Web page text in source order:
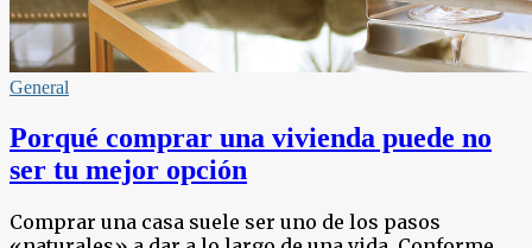
General
Porqué comprar una vivienda puede no
ser tu mejor opción
Comprar una casa suele ser uno de los pasos